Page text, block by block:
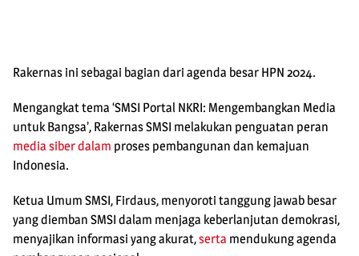
Rakernas ini sebagai bagian dari agenda besar HPN 2024.
Mengangkat tema ‘SMSI Portal NKRI: Mengembangkan Media
untuk Bangsa’, Rakernas SMSI melakukan penguatan peran
media siberdalam proses pembangunan dan kemajuan
Indonesia.
Ketua Umum SMSI, Firdaus, menyoroti tanggung jawab besar
yang diemban SMSI dalam menjaga keberlanjutan demokrasi,
menyajikan informasi yang akurat,serta mendukung agenda